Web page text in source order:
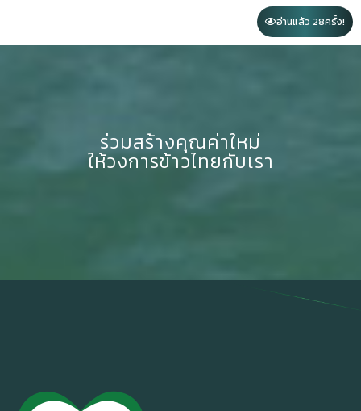
อ่านแล้ว 28ครั้ง!
ร่วมสร้างคุณค่าใหม่
ให้วงการข้าวไทยกับเรา